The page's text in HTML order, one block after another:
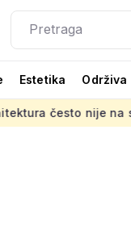
Estetika Održiva
nije na strani